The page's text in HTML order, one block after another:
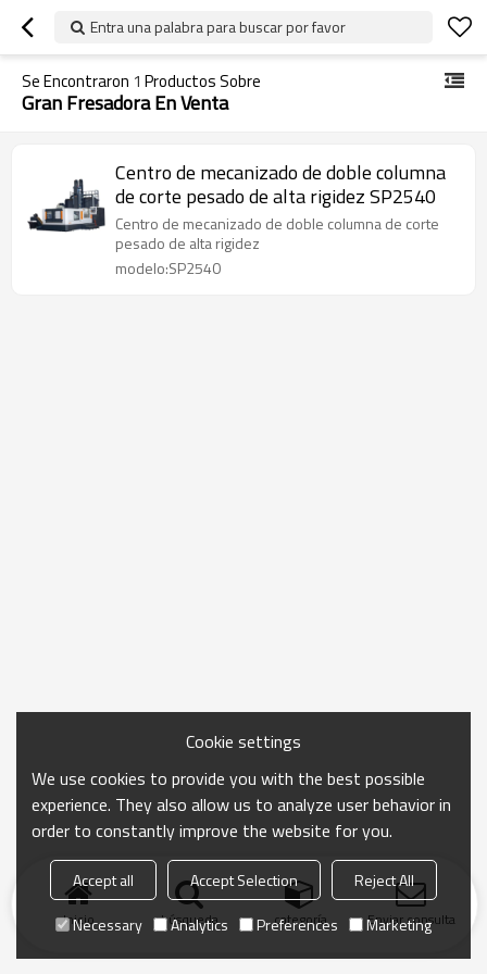
Entra una palabra para buscar por favor
Se Encontraron 1 Productos Sobre
Gran Fresadora En Venta
Centro de mecanizado de doble columna
de corte pesado de alta rigidez SP2540
Centro de mecanizado de doble columna de corte
pesado de alta rigidez
modelo:SP2540
Inicio búsqueda categoría Enviar consulta
Cookie settings
We use cookies to provide you with the best possible
experience. They also allow us to analyze user behavior in
order to constantly improve the website for you.
Accept all Accept Selection
Reject All
Necessary
Analytics Preferences Marketing